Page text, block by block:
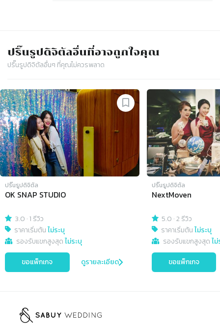
ปริ๊นรูปดิจิตัลอื่นที่อาจถูกใจคุณ
ปริ๊นรูปดิจิตัลอื่นๆ ที่คุณไม่ควรพลาด
Slide 1 of 4
ปริ๊นรูปดิจิตัล
OK SNAP STUDIO
3.0 ·1 รีวิว
ราคาเริ่มต้นไม่ระบุ
รองรับแขกสูงสุดไม่ระบุ
ขอแพ็กเกจ ดูรายละเอียด
ปริ๊นรูปดิจิตัล
NextMoven
5.0 ·2 รีวิว
ราคาเริ่มต้นไม่ระบุ
รองรับแขกสูงสุดไ
ขอแพ็กเกจ